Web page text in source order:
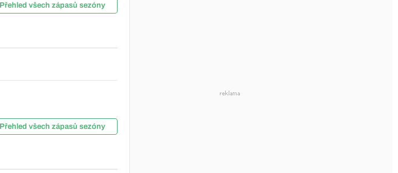
Přehled všech zápasů sezóny
Přehled všech zápasů sezóny